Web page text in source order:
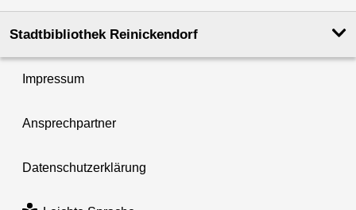
Stadtbibliothek Reinickendorf
Impressum
Ansprechpartner
Datenschutzerklärung